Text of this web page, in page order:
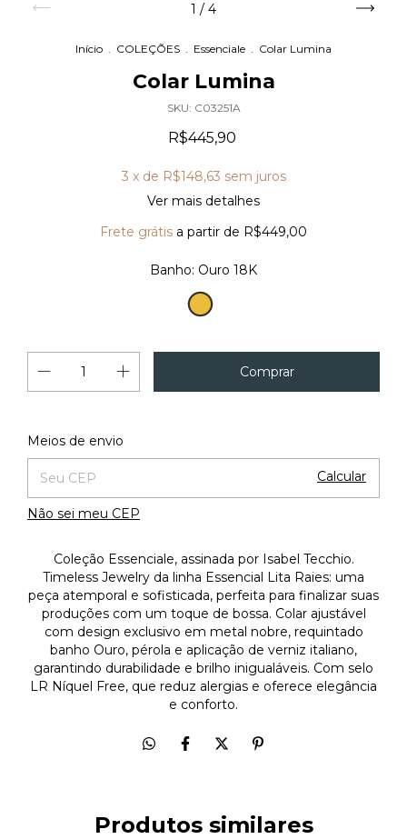
1 / 4
Início . COLEÇÕES . Essenciale . Colar Lumina
Colar Lumina
SKU: C03251A
R$445,90
3 x de R$148,63 sem juros
Ver mais detalhes
Frete grátis a partir de R$449,00
Banho: Ouro 18K
Ouro
18K
Entregas para o CEP:
Meios de envio
Calcular
Não sei meu CEP
Coleção Essenciale, assinada por Isabel Tecchio.
Timeless Jewelry da linha Essencial Lita Raies: uma
peça atemporal e sofisticada, perfeita para finalizar suas
produções com um toque de bossa. Colar ajustável
com design exclusivo em metal nobre, requintado
banho Ouro, pérola e aplicação de verniz italiano,
garantindo durabilidade e brilho inigualáveis. Com selo
LR Níquel Free, que reduz alergias e oferece elegância
e conforto.
Produtos similares